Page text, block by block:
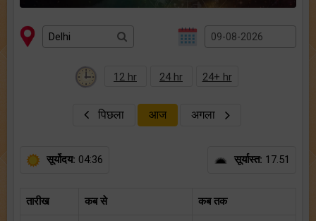
12 hr 24 hr 24+ hr
पिछला आज अगला
सूर्योदय: 04:36 सूर्यास्त: 17.51
तारीख कब से कब तक